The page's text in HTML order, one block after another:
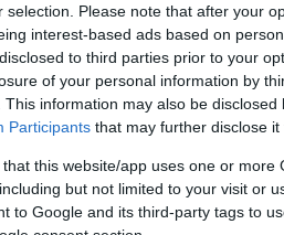
selection. Please note that after your
interest-based ads based on
to third parties prior to your
of your personal information by
This information may also be
Participants that may further disclose it
that this website/app uses one or
but not limited to your visit or
to Google and its third-party tags to
kívülről is megelőzött a 3-as
Meg kellett értenünk, hol
kanyarok nagyon nehezek
megpróbálok majd. Úgy érzem,
szerintem lesz egy négy-öt fős